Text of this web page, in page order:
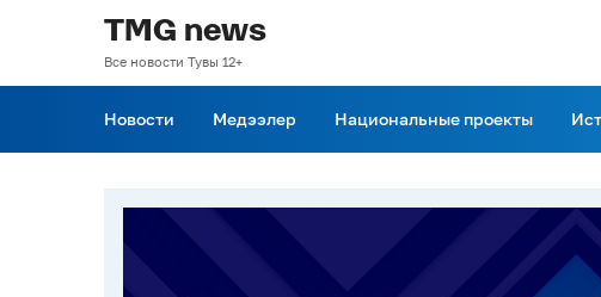
TMG news
Все новости Тувы 12+
Новости Медээлер Национальные проекты